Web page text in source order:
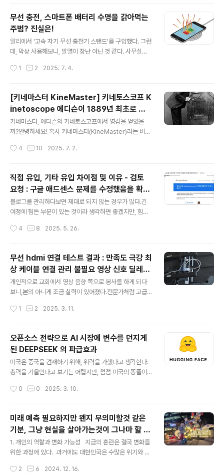
파일을 hwp 확장자를 붙여서 보내준다.그리고, 누구도 그
걸 읽어내지 못하는 경우가 있어서 필자에게 물어본다.그
러면 간단하게 정리해주기도 하지만, 뭣도 없는 상황에는
고민에 빠지는 지점이기도 하다.그래서 몇가지 방법을 찾
아보게 된다.제미나이, 챗지피티에게도 물어봤지만, 괜찮
사용해보는 방법이 있긴 하지만, 그게 그렇게 좋지만은 않
무선 충전, 스마트폰 배터리 수명을 갉아먹는
주범? 진실은!
알리에서 '고속 자기 무선 충전기 스탠드'를 구입했다. 그런
데, 막상 사용해보니, 발열이 장난 아닌 것 같다. 사무실에
뜨뜻해졌고, 버즈 라이브 케이스도 뜨듯해졌다.가만히 있
선 말고 유선으로 충전하려고 한다.아래의 내용에서 볼 수
있듯이 자기장 정렬이 제대로 맞지 않으면 전력 손실이 발
생하고, 발열로 이어진다고 하니, 쉽지 않다는 생각을 해보
게 된다.그래서 이걸 그냥 스탠드로 사용해야 하나, 마음을
고쳐먹게 된다.무선 충전 시 발생하는 열이 스마트폰 배터
하여 설명해 드리겠습니다.1. 무선 충전 시 발열의 원인무선
1 2 2025. 7. 4.
[키네마스터 KineMaster] 키네토스코프 K
inetoscope 에디슨이 1889년 최초로 발
명된 영화 영사 장치
키네마스터, 에디슨의 키네토스코프에서 영감을 얻었을
까?안녕하세요! 혹시 키네마스터(KineMaster)라는 비디
상을 편집하는 분들에게는 아주 익숙한 이름일 텐데요. 문
프(Kinetoscope) 때문인데요. 키네토스코프는 1889년
토마스 에디슨이 발명한, 세계 최초의 영화 영사 장치입니
다.키네마스터와 키네토스코프. 두 단어의 유사성이 예사
롭지 않게 느껴지지 않나요? 물론 키네마스터 측에서 공식
적으로 이 이름의 유래를 밝힌 적이 있는지는 확실치 않습
용을 찾지는 못했습니다. 하지만 개인적으로는 충분히 그
4 10 2025. 7. 2.
직접 유입, 기타 유입 차이점 및 이유 - 검토
요청 : 구글 애드센스 문제를 수정했음을 확인
합니다. 수익발생 전혀 없음
블로그를 관리하다보면 제대로 되지 않는 경우가 많다.긴
여정에 힘든 부분이 있는 것이라 생각하면 좋겠지만, 힘이
해나가는 수밖에 없지 않나 생각된다.그래서 할 수 있는 거
럽게 구글 애드센스에서 '불합격'을 받게 되면서 이상한 일
이 발견됐다.혹시나 하는 마음에 공유해본다.갑자기 유입
이 늘었다? 게다가 직접 유입이다?이거는 블로그 사이트의
글 수만큼 검색을 1개 1개 해본다는 것을 의미한다고 볼 수
문에 수익과 연결되는 건 아니다.직접 유입 : 블로그 주소를
4 8 2025. 5. 26.
무선 hdmi 연결 테스트 결과 : 만족도 극강 최
상 케이블 연결 관리 불필요 영상 신호 딜레이
유선hdmi케이블과 차이 느끼기 어려워
개인적으로 교회에서 영상 음향 쪽으로 봉사를 하게 되다
보니,본의 아니게 조금 실력이 있어졌다.전문가처럼 고급
정도,문제가 발생된다면 어떤 것이 문제인지 파악하고 해
비를 버리긴 했지만, 케이블은 그대로 사용하는 경우도 있
고,이미 매설된 케이블을 제거하지 않고, 그 위로 새로운 케
이블을 얹어 놓게 되는 경우가 일반적인 것 같다. 그래서 문
제가 발생되면, 기존에 깔려있던 케이블 때문에 혼란이 생
통신, 데이터 전송, 송수신을 하기 때문에 발생되는 일이라
1 2 2025. 3. 11.
오픈소스 전략으로 AI 시장에 변수를 던지게
된 DEEPSEEK 의 파급효과
미국은 중국을 견재하기 위해, 위력을 가했다고 생각한다.
총력을 기울인다고 보기는 어렵지만, 점점 미국의 똥줄이
날 우리가 알던 그 중국이 전 세계가 깔보던 중국은 아니라
우뚝 솟아올라 있는 거침없는 세력이라고 볼 수 있다. 그래
서 견제하지 않을 수 없는 변화의 상황이 발생됐고,오히려
같이 죽거나, 같이 살자고 엉겨붙는 것 같다. 덕분에 미국은
황당해하고,전 세계, 콧방귀 좀 뀐다는 나라들은 환호하고
있다고 본다. 이런 상황이 향후 어떤 영향을 미치게 될지 지
하지 않을 수 없다.) 1. DEEPSEEK의 오픈소스 전략 선언
0 0 2025. 3. 10.
미래 예측 필요하지만 왠지 무의미할것 같은
기분, 그냥 현실을 살아가는것이 그나마 할 수
있는 일 아닐까? 대한민국 정치 걱정은 더이
상 의미 없나?
1. 개인의 역할과 변화 가능성 지금의 혼란은 결국 변화를
위한 과정에 있다. 과거에도 대한민국은 수많은 위기와 갈
사람이 올바른 정보를 바탕으로 스스로 생각하고 판단하
2 6 2024. 12. 16.